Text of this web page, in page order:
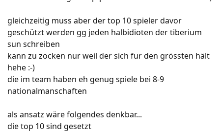
gleichzeitig muss aber der top 10 spieler davor
geschützt werden gg jeden halbidioten der tiberium
sun schreiben
kann zu zocken nur weil der sich fur den grössten hält
hehe :-)
die im team haben eh genug spiele bei 8-9
nationalmanschaften
als ansatz wäre folgendes denkbar...
die top 10 sind gesetzt